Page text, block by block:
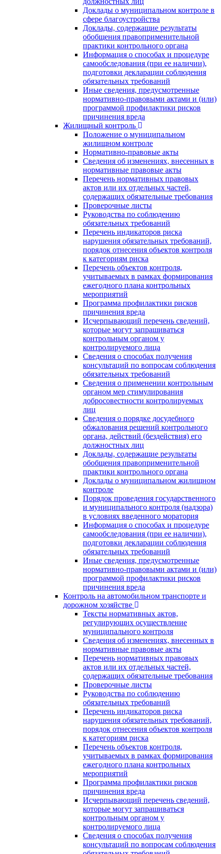
Доклады о муниципальном контроле в
сфере благоустройства
Доклады, содержащие результаты
обобщения правоприменительной
практики контрольного органа
Информация о способах и процедуре
самообследования (при ее наличии),
подготовки декларации соблюдения
обязательных требований
Иные сведения, предусмотренные
нормативно-правовыми актами и (или)
программой профилактики рисков
причинения вреда
Жилищный контроль
Положение о муниципальном
жилищном контроле
Нормативно-правовые акты
Сведения об изменениях, внесенных в
нормативные правовые акты
Перечень нормативных правовых
актов или их отдельных частей,
содержащих обязательные требования
Проверочные листы
Руководства по соблюдению
обязательных требований
Перечень индикаторов риска
нарушения обязательных требований,
порядок отнесения объектов контроля
к категориям риска
Перечень объектов контроля,
учитываемых в рамках формирования
ежегодного плана контрольных
мероприятий
Программа профилактики рисков
причинения вреда
Исчерпывающий перечень сведений,
которые могут запрашиваться
контрольным органом у
контролируемого лица
Сведения о способах получения
консультаций по вопросам соблюдения
обязательных требований
Сведения о применении контрольным
органом мер стимулирования
добросовестности контролируемых
лиц
Сведения о порядке досудебного
обжалования решений контрольного
органа, действий (бездействия) его
должностных лиц
Доклады, содержащие результаты
обобщения правоприменительной
практики контрольного органа
Доклады о муниципальном жилищном
контроле
Порядок проведения государственного
и муниципального контроля (надзора)
в условиях введенного моратория
Информация о способах и процедуре
самообследования (при ее наличии),
подготовки декларации соблюдения
обязательных требований
Иные сведения, предусмотренные
нормативно-правовыми актами и (или)
программой профилактики рисков
причинения вреда
Контроль на автомобильном транспорте и
дорожном хозяйстве
Тексты нормативных актов,
регулирующих осуществление
муниципального контроля
Сведения об изменениях, внесенных в
нормативные правовые акты
Перечень нормативных правовых
актов или их отдельных частей,
содержащих обязательные требования
Проверочные листы
Руководства по соблюдению
обязательных требований
Перечень индикаторов риска
нарушения обязательных требований,
порядок отнесения объектов контроля
к категориям риска
Перечень объектов контроля,
учитываемых в рамках формирования
ежегодного плана контрольных
мероприятий
Программа профилактики рисков
причинения вреда
Исчерпывающий перечень сведений,
которые могут запрашиваться
контрольным органом у
контролируемого лица
Сведения о способах получения
консультаций по вопросам соблюдения